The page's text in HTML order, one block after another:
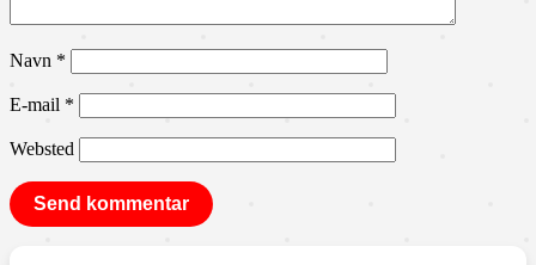
Navn *
E-mail *
Websted